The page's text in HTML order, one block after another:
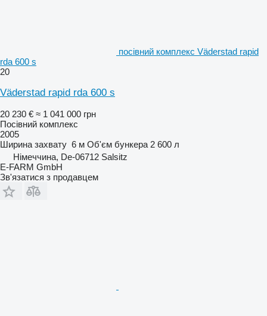
посівний комплекс Väderstad rapid
rda 600 s
20
Väderstad rapid rda 600 s
20 230 € ≈ 1 041 000 грн
Посівний комплекс
2005
Ширина захвату 6 м Об'єм бункера 2 600 л
Німеччина, De-06712 Salsitz
E-FARM GmbH
Зв'язатися з продавцем